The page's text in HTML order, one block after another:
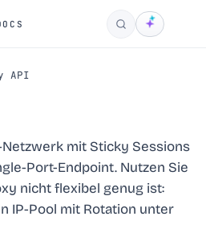
Suchen
API
mit Sticky Sessions
Port-Endpoint. Nutzen Sie
nicht flexibel genug ist:
IP-Pool mit Rotation unter